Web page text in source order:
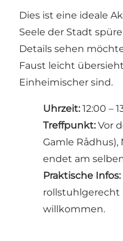
Dies ist eine ideale
Seele der Stadt
Details sehen
Faust leicht
Einheimischer sind.
Uhrzeit: 12:00 –
Treffpunkt: Vor
Gamle Rådhus),
endet am
Praktische Infos:
rollstuhlgerecht
willkommen.